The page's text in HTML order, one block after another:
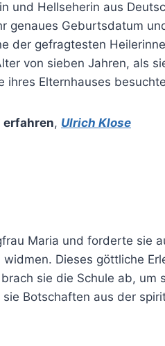
und Hellseherin aus
genaues Geburtsdatum
der gefragtesten
von sieben Jahren, als
ihres Elternhauses
erfahren, Ulrich Klose
Maria und forderte sie
Dieses göttliche
sie die Schule ab, um
Botschaften aus der